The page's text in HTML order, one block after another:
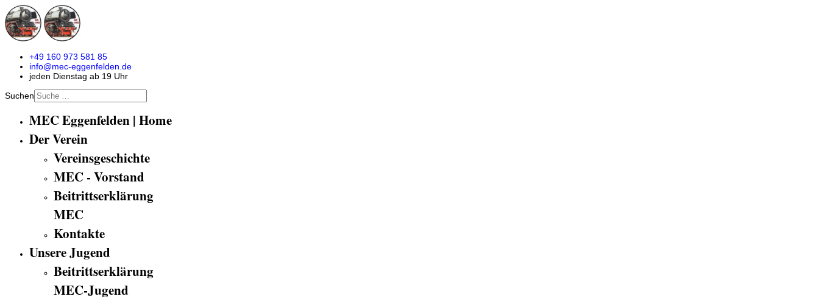
+49 160 973 581 85
info@mec-eggenfelden.de
jeden Dienstag ab 19 Uhr
Suchen
MEC Eggenfelden | Home
Der Verein
Vereinsgeschichte
MEC - Vorstand
Beitrittserklärung
MEC
Kontakte
Unsere Jugend
Beitrittserklärung
MEC-Jugend